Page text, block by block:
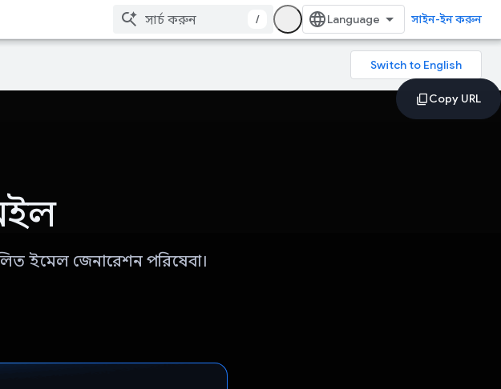
/ সাইন-ইন করুন
ইমেল জেনারেশন পরিষেবা।